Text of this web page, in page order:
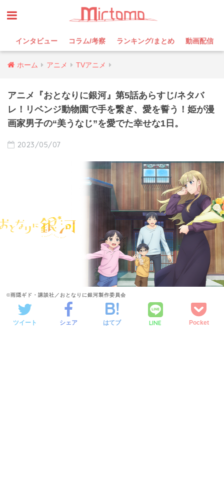
インタビュー コラム/考察 ランキング/まとめ 動画配信
ホーム アニメ TVアニメ
アニメ『おとなりに銀河』第5話あらすじ/ネタバ
レ！リベンジ動物園で手を繋ぎ、愛を誓う！姫が漫
画家男子の“美うなじ”を愛でた幸せな1日。
2023/05/07
©雨隠ギド・講談社／おとなりに銀河製作委員会
ツイート シェア はてブ LINE Pocket